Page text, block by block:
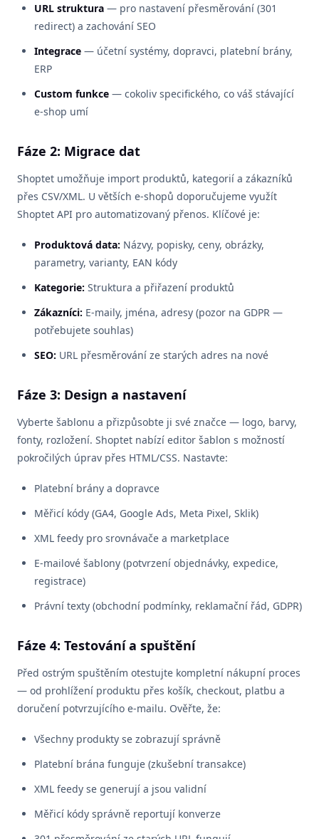
URL struktura — pro nastavení přesměrování (301
redirect) a zachování SEO
Integrace — účetní systémy, dopravci, platební brány,
ERP
Custom funkce — cokoliv specifického, co váš stávající
e-shop umí
Fáze 2: Migrace dat
Shoptet umožňuje import produktů, kategorií a zákazníků
přes CSV/XML. U větších e-shopů doporučujeme využít
Shoptet API pro automatizovaný přenos. Klíčové je:
Produktová data: Názvy, popisky, ceny, obrázky,
parametry, varianty, EAN kódy
Kategorie: Struktura a přiřazení produktů
Zákazníci: E-maily, jména, adresy (pozor na GDPR —
potřebujete souhlas)
SEO: URL přesměrování ze starých adres na nové
Fáze 3: Design a nastavení
Vyberte šablonu a přizpůsobte ji své značce — logo, barvy,
fonty, rozložení. Shoptet nabízí editor šablon s možností
pokročilých úprav přes HTML/CSS. Nastavte:
Platební brány a dopravce
Měřicí kódy (GA4, Google Ads, Meta Pixel, Sklik)
XML feedy pro srovnávače a marketplace
E-mailové šablony (potvrzení objednávky, expedice,
registrace)
Právní texty (obchodní podmínky, reklamační řád, GDPR)
Fáze 4: Testování a spuštění
Před ostrým spuštěním otestujte kompletní nákupní proces
— od prohlížení produktu přes košík, checkout, platbu a
doručení potvrzujícího e-mailu. Ověřte, že:
Všechny produkty se zobrazují správně
Platební brána funguje (zkušební transakce)
XML feedy se generují a jsou validní
Měřicí kódy správně reportují konverze